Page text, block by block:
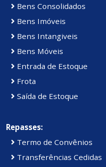
Bens Consolidados
Bens Imóveis
Bens Intangiveis
Bens Móveis
Entrada de Estoque
Frota
Saída de Estoque
Repasses:
Termo de Convênios
Transferências Cedidas